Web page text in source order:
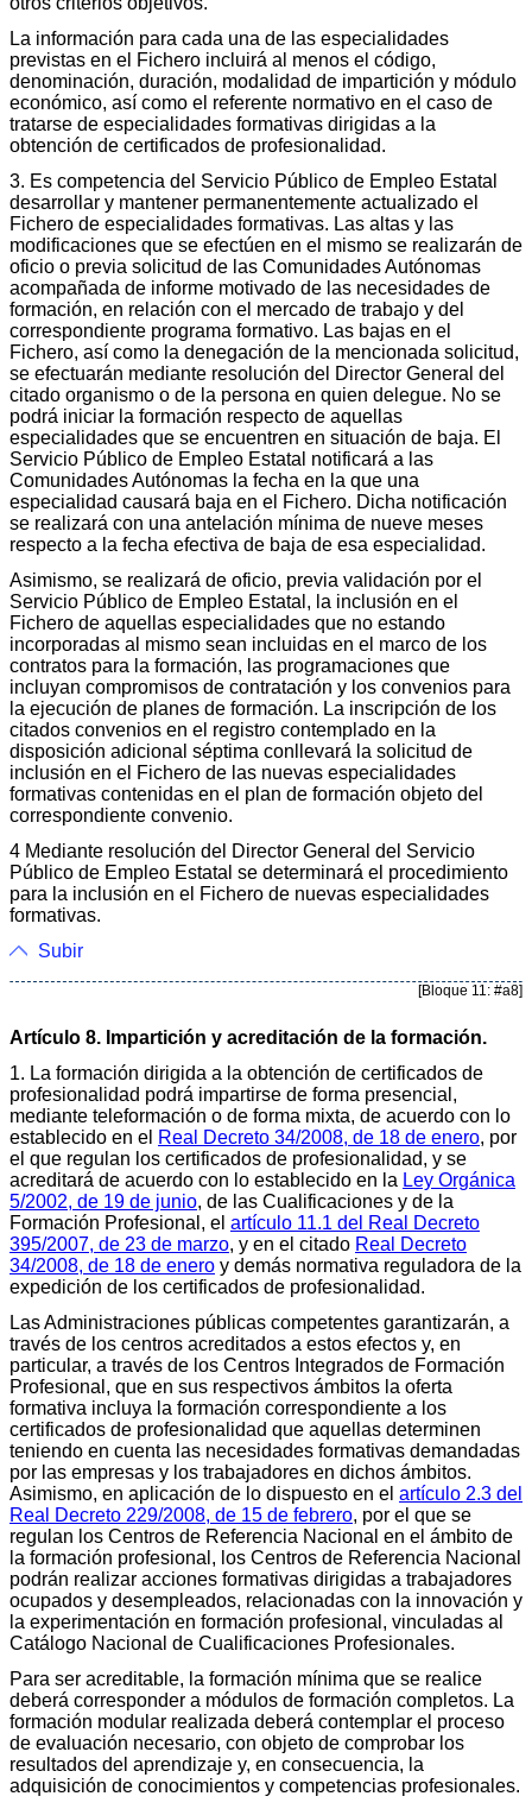
La información para cada una de las especialidades
previstas en el Fichero incluirá al menos el código,
denominación, duración, modalidad de impartición y módulo
económico, así como el referente normativo en el caso de
tratarse de especialidades formativas dirigidas a la
obtención de certificados de profesionalidad.
3. Es competencia del Servicio Público de Empleo Estatal
desarrollar y mantener permanentemente actualizado el
Fichero de especialidades formativas. Las altas y las
modificaciones que se efectúen en el mismo se realizarán de
oficio o previa solicitud de las Comunidades Autónomas
acompañada de informe motivado de las necesidades de
formación, en relación con el mercado de trabajo y del
correspondiente programa formativo. Las bajas en el
Fichero, así como la denegación de la mencionada solicitud,
se efectuarán mediante resolución del Director General del
citado organismo o de la persona en quien delegue. No se
podrá iniciar la formación respecto de aquellas
especialidades que se encuentren en situación de baja. El
Servicio Público de Empleo Estatal notificará a las
Comunidades Autónomas la fecha en la que una
especialidad causará baja en el Fichero. Dicha notificación
se realizará con una antelación mínima de nueve meses
respecto a la fecha efectiva de baja de esa especialidad.
Asimismo, se realizará de oficio, previa validación por el
Servicio Público de Empleo Estatal, la inclusión en el
Fichero de aquellas especialidades que no estando
incorporadas al mismo sean incluidas en el marco de los
contratos para la formación, las programaciones que
incluyan compromisos de contratación y los convenios para
la ejecución de planes de formación. La inscripción de los
citados convenios en el registro contemplado en la
disposición adicional séptima conllevará la solicitud de
inclusión en el Fichero de las nuevas especialidades
formativas contenidas en el plan de formación objeto del
correspondiente convenio.
4 Mediante resolución del Director General del Servicio
Público de Empleo Estatal se determinará el procedimiento
para la inclusión en el Fichero de nuevas especialidades
formativas.
Subir
[Bloque 11: #a8]
Artículo 8. Impartición y acreditación de la formación.
1. La formación dirigida a la obtención de certificados de
profesionalidad podrá impartirse de forma presencial,
mediante teleformación o de forma mixta, de acuerdo con lo
establecido en el Real Decreto 34/2008, de 18 de enero, por
el que regulan los certificados de profesionalidad, y se
acreditará de acuerdo con lo establecido en la Ley Orgánica
5/2002, de 19 de junio, de las Cualificaciones y de la
Formación Profesional, el artículo 11.1 del Real Decreto
395/2007, de 23 de marzo, y en el citado Real Decreto
34/2008, de 18 de enero y demás normativa reguladora de la
expedición de los certificados de profesionalidad.
Las Administraciones públicas competentes garantizarán, a
través de los centros acreditados a estos efectos y, en
particular, a través de los Centros Integrados de Formación
Profesional, que en sus respectivos ámbitos la oferta
formativa incluya la formación correspondiente a los
certificados de profesionalidad que aquellas determinen
teniendo en cuenta las necesidades formativas demandadas
por las empresas y los trabajadores en dichos ámbitos.
Asimismo, en aplicación de lo dispuesto en el artículo 2.3 del
Real Decreto 229/2008, de 15 de febrero, por el que se
regulan los Centros de Referencia Nacional en el ámbito de
la formación profesional, los Centros de Referencia Nacional
podrán realizar acciones formativas dirigidas a trabajadores
ocupados y desempleados, relacionadas con la innovación y
la experimentación en formación profesional, vinculadas al
Catálogo Nacional de Cualificaciones Profesionales.
Para ser acreditable, la formación mínima que se realice
deberá corresponder a módulos de formación completos. La
formación modular realizada deberá contemplar el proceso
de evaluación necesario, con objeto de comprobar los
resultados del aprendizaje y, en consecuencia, la
adquisición de conocimientos y competencias profesionales.